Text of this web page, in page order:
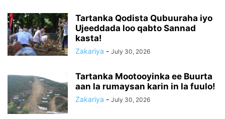
Tartanka Qodista Qubuuraha iyo
Ujeeddada loo qabto Sannad
kasta!
Zakariya - July 30, 2026
Tartanka Mootooyinka ee Buurta
aan la rumaysan karin in la fuulo!
Zakariya - July 30, 2026